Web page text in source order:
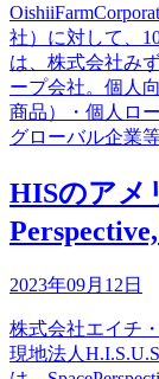
社）に対して、
は、株式会社み
ープ会社。個人
商品）・個人ロ
グローバル企業
HISのアメ
2023年09月12日
株式会社エイチ
現地法人